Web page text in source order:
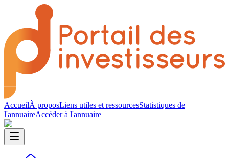
AccueilÀ proposLiens utiles et ressourcesStatistiques de
l'annuaireAccéder à l'annuaire